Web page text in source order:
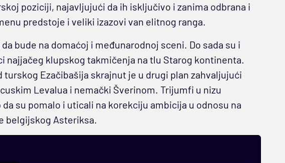
poziciji, najavljujući da ih isključivo i zanima odbrana i
predstoje i veliki izazovi van elitnog ranga.
bude na domaćoj i međunarodnoj sceni. Do sada su i
najjačeg klupskog takmičenja na tlu Starog kontinenta.
Ezačibašija skrajnut je u drugi plan zahvaljujući
Levalua i nemački Šverinom. Trijumfi u nizu
su pomalo i uticali na korekciju ambicija u odnosu na
belgijskog Asteriksa.